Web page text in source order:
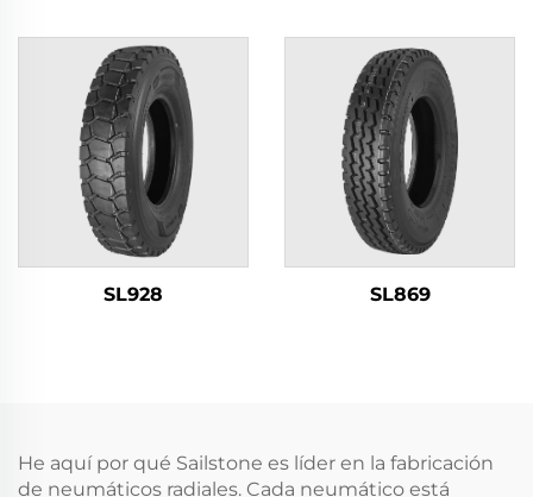
SL928 SL869
He aquí por qué Sailstone es líder en la fabricación
de neumáticos radiales. Cada neumático está